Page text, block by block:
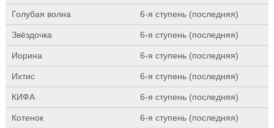
Голубая волна 6-я ступень (последняя)
Звёздочка 6-я ступень (последняя)
Иорина 6-я ступень (последняя)
Ихтис 6-я ступень (последняя)
КИФА 6-я ступень (последняя)
Котенок 6-я ступень (последняя)